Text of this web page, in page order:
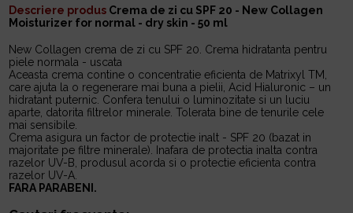
Descriere produs Crema de zi cu SPF 20 - New Collagen
Moisturizer for normal - dry skin - 50 ml
New Collagen crema de zi cu SPF 20. Crema hidratanta pentru
piele normala - uscata
Aceasta crema contine o concentratie eficienta de Matrixyl TM,
care ajuta la o regenerare mai buna a pielii, Acid Hialuronic – un
hidratant puternic. Confera tenului o luminozitate si un luciu
aparte, datorita filtrelor minerale. Tolerata bine de tenurile cele
mai sensibile.
Crema asigura un factor de protectie inalt - SPF 20 (bazat in
majoritate pe filtre minerale). Inafara de protectia inalta contra
razelor UV-B, produsul acorda si o protectie eficienta contra
razelor UV-A.
FARA PARABENI.